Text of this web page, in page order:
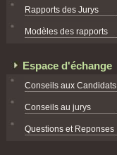
Rapports des Jurys
Modèles des rapports
Espace d'échange
Conseils aux Candidats
Conseils au jurys
Questions et Reponses